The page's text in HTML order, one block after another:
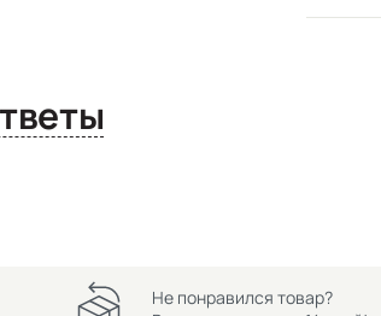
и ответы
Не понравился товар?